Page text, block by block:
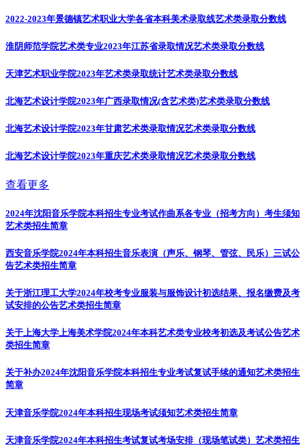
2022-2023年景德镇艺术职业大学各省本科美术录取线艺术类录取分数线
淮阴师范学院艺术类专业2023年江苏省录取情况艺术类录取分数线
天津艺术职业学院2023年艺术类录取统计艺术类录取分数线
北海艺术设计学院2023年广西录取情况(含艺术类)艺术类录取分数线
北海艺术设计学院2023年甘肃艺术类录取情况艺术类录取分数线
北海艺术设计学院2023年重庆艺术类录取情况艺术类录取分数线
查看更多
2024年沈阳音乐学院本科招生专业考试作曲系各专业（招考方向）考生须知
艺术类招生简章
西安音乐学院2024年本科招生音乐表演（声乐、钢琴、管弦、民乐）三试公
告艺术类招生简章
关于浙江理工大学2024年校考专业服装与服饰设计初选结果、报名缴费及考
试安排的公告艺术类招生简章
关于上海大学上海美术学院2024年本科艺术类专业校考初选及考试公告艺术
类招生简章
关于补办2024年沈阳音乐学院本科招生专业考试复试手续的通知艺术类招生
简章
天津音乐学院2024年本科招生现场考试须知艺术类招生简章
天津音乐学院2024年本科招生考试复试考场安排（现场笔试类） 艺术类招生